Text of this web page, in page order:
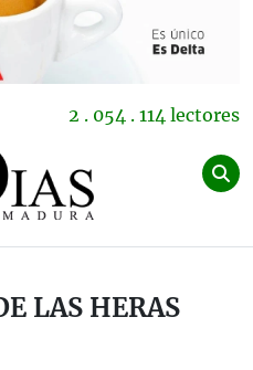
2 . 054 . 114 lectores
LAS HERAS